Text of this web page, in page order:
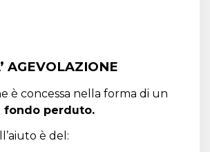
AGEVOLAZIONE
è concessa nella forma di un
fondo perduto.
è del: